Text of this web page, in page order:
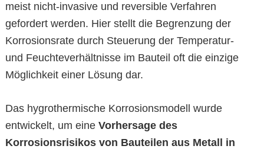
meist nicht-invasive und reversible Verfahren
gefordert werden. Hier stellt die Begrenzung der
Korrosionsrate durch Steuerung der Temperatur-
und Feuchteverhältnisse im Bauteil oft die einzige
Möglichkeit einer Lösung dar.
Das hygrothermische Korrosionsmodell wurde
entwickelt, um eine Vorhersage des
Korrosionsrisikos von Bauteilen aus Metall in